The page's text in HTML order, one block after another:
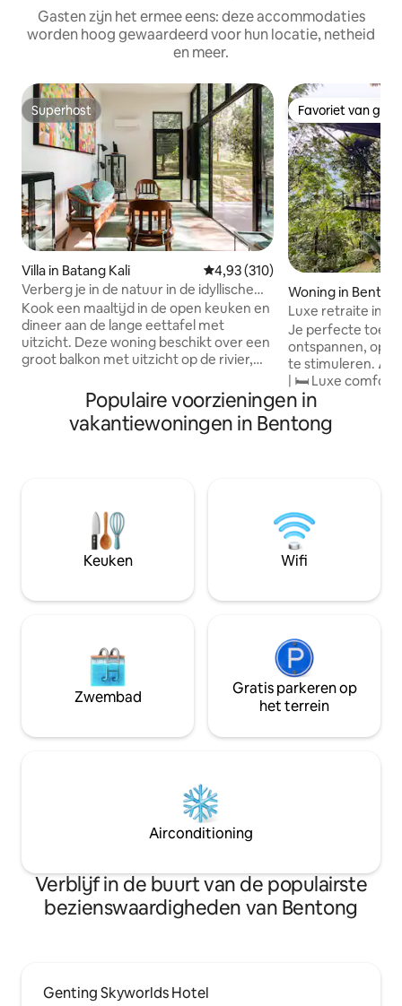
Gasten zijn het ermee eens: deze accommodaties
worden hoog gewaardeerd voor hun locatie, netheid
en meer.
Superhost
Superhost
Villa in Batang Kali Gemiddelde beoordeling van
4,93 (310)
Verberg je in de natuur in de idyllische
villa Ijo
Kook een maaltijd in de open keuken en
dineer aan de lange eettafel met
uitzicht. Deze woning beschikt over een
groot balkon met uitzicht op de rivier,
een binnenplaats met verzonken tuinen
en een open plan dat een comfortabele
ruimte creëert. Word wakker met de
stromende rivier. Picknickplaatsen langs
Kali en is een rustig dorp met huizen
verspreid over de groene heuvelachtige
Yam Bharu en Kuala Kubu Bharu liggen
beste met de auto verplaatsen.
Nabijgelegen bezienswaardigheden:
World of Phalaenopsis (Moth Orchids),
Ulu Yam - 12 km (16 minuten rijden)
km (30 minuten rijden) Resorts World
rijden) Chiling Waterfalls - 33 km (40
Favoriet van
Favoriet van
Woning in
Luxe retraite in
Je perfecte
ontspannen, op
te stimuleren. ⛰️
| 🛏️ Luxe comfort
BBQ-grill,
beschikbaar. Slechts 45 min rijden van
KL, 30 min naar
groepsuitstapjes. 5000 vierkante voet
vloeroppervlak,
gasten. Verhoogd over weelderig groen,
geniet van een
Populaire voorzieningen in
vakantiewoningen in Bentong
Keuken Wifi
Zwembad
Gratis parkeren op
het terrein
Airconditioning
Verblijf in de buurt van de populairste
bezienswaardigheden van Bentong
Genting Skyworlds Hotel